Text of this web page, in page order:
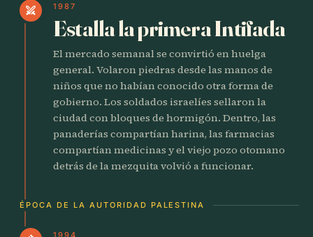
swords 1987
Estalla la primera Intifada
El mercado semanal se convirtió en huelga
general. Volaron piedras desde las manos de
niños que no habían conocido otra forma de
gobierno. Los soldados israelíes sellaron la
ciudad con bloques de hormigón. Dentro, las
panaderías compartían harina, las farmacias
compartían medicinas y el viejo pozo otomano
detrás de la mezquita volvió a funcionar.
ÉPOCA DE LA AUTORIDAD PALESTINA
1994